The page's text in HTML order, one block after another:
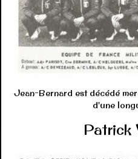
Congrès National
Décès
Vidéos
Jean-Bernard est décédé
d'une
Patrick